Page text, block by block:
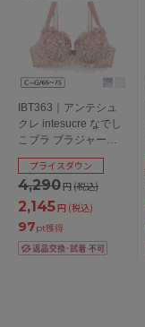
IBT363｜アンテシュ
クレ intesucre なでし
こブラ ブラジャー単
品 CDEFGカップ アン
ダー 65/70/75cm
4,290円(税込)
プライスダウン
2,145円 (税込)
97pt獲得